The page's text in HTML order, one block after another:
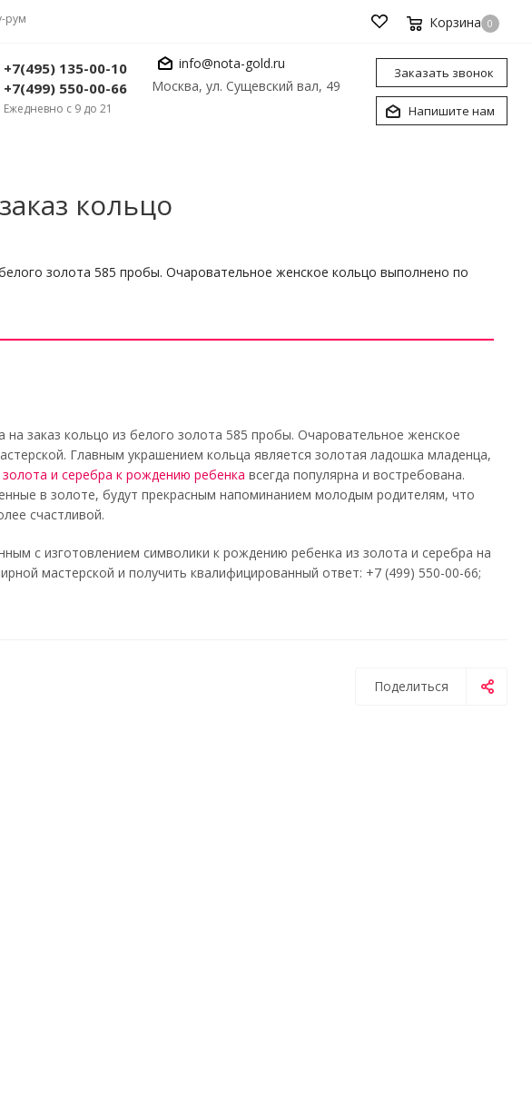
рум Корзина 0
+7(495) 135-00-10
+7(499) 550-00-66
Ежедневно с 9 до 21
info@nota-gold.ru
Москва, ул. Сущевский вал, 49
Заказать звонок
Напишите нам
кольцо
золота 585 пробы. Очаровательное женское кольцо выполнено по
заказ кольцо из белого золота 585 пробы. Очаровательное женское
Главным украшением кольца является золотая ладошка младенца,
и серебра к рождению ребенка всегда популярна и востребована.
в золоте, будут прекрасным напоминанием молодым родителям, что
счастливой.
с изготовлением символики к рождению ребенка из золота и серебра на
мастерской и получить квалифицированный ответ: +7 (499) 550-00-66;
Поделиться